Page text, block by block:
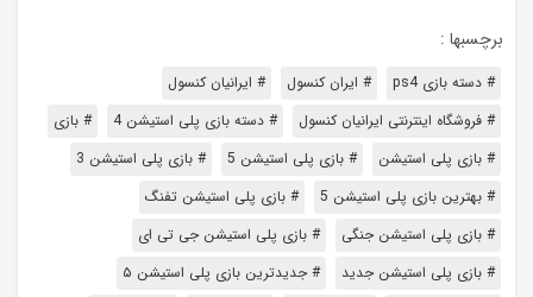
برچسبها :
# دسته بازی ps4 # ایران کنسول
# ایرانیان کنسول
# فروشگاه اینترنتی ایرانیان کنسول
# دسته بازی پلی استیشن 4
# بازی
# بازی پلی استیشن
# بازی پلی استیشن 5
# بازی پلی استیشن 3
# بهترین بازی پلی استیشن 5
# بازی پلی استیشن تفنگ
# بازی پلی استیشن جنگی
# بازی پلی استیشن جی تی ای
# بازی پلی استیشن جدید
# جدیدترین بازی پلی استیشن ۵